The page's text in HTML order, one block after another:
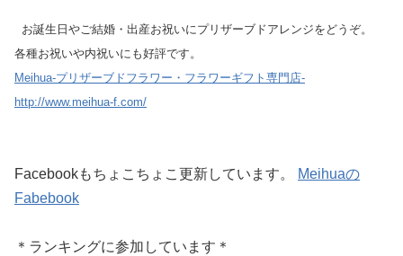
お誕生日やご結婚・出産お祝いにプリザーブドアレンジをどうぞ。
各種お祝いや内祝いにも好評です。
Meihua-プリザーブドフラワー・フラワーギフト専門店-
http://www.meihua-f.com/
Facebookもちょこちょこ更新しています。
Meihuaの
Fabebook
＊ランキングに参加しています＊